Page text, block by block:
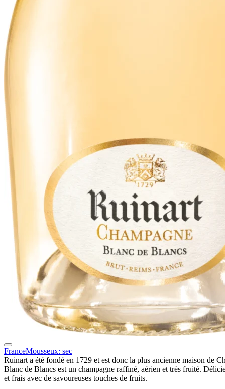
FranceMousseux: sec
Ruinart a été fondé en 1729 et est donc la plus ancienne maison de
Blanc de Blancs est un champagne raffiné, aérien et très fruité.
et frais avec de savoureuses touches de fruits.